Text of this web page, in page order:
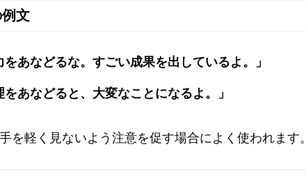
文
をあなどるな。すごい成果を出しているよ。」
をあなどると、大変なことになるよ。」
を軽く見ないよう注意を促す場合によく使われます。